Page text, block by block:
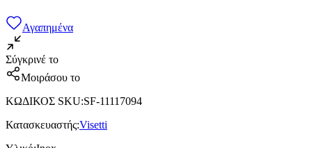
Αγαπημένα
Σύγκρινέ το
Μοιράσου το
ΚΩΔΙΚΟΣ SKU:SF-11117094
Κατασκευαστής:Visetti